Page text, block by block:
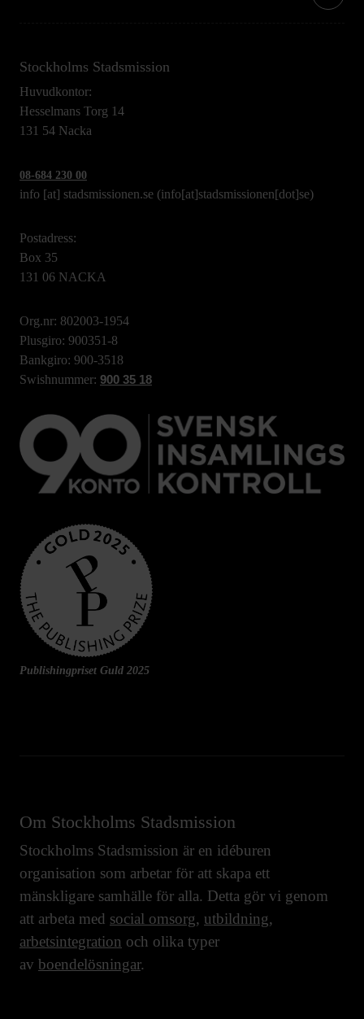
Stockholms Stadsmission
Huvudkontor:
Hesselmans Torg 14
131 54 Nacka
08-684 230 00
info [at] stadsmissionen.se (info[at]stadsmissionen[dot]se)
Postadress:
Box 35
131 06 NACKA
Org.nr: 802003-1954
Plusgiro: 900351-8
Bankgiro: 900-3518
Swishnummer: 900 35 18
Publishingpriset Guld 2025
Om Stockholms Stadsmission
Stockholms Stadsmission är en idéburen
organisation som arbetar för att skapa ett
mänskligare samhälle för alla. Detta gör vi genom
att arbeta med social omsorg, utbildning,
arbetsintegration och olika typer
av boendelösningar.